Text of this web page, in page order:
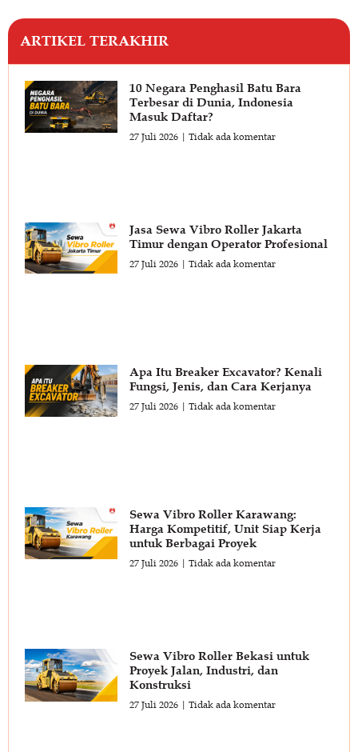
ARTIKEL TERAKHIR
10 Negara Penghasil Batu Bara
Terbesar di Dunia, Indonesia
Masuk Daftar?
27 Juli 2026 Tidak ada komentar
Jasa Sewa Vibro Roller Jakarta
Timur dengan Operator Profesional
27 Juli 2026 Tidak ada komentar
Apa Itu Breaker Excavator? Kenali
Fungsi, Jenis, dan Cara Kerjanya
27 Juli 2026 Tidak ada komentar
Sewa Vibro Roller Karawang:
Harga Kompetitif, Unit Siap Kerja
untuk Berbagai Proyek
27 Juli 2026 Tidak ada komentar
Sewa Vibro Roller Bekasi untuk
Proyek Jalan, Industri, dan
Konstruksi
27 Juli 2026 Tidak ada komentar